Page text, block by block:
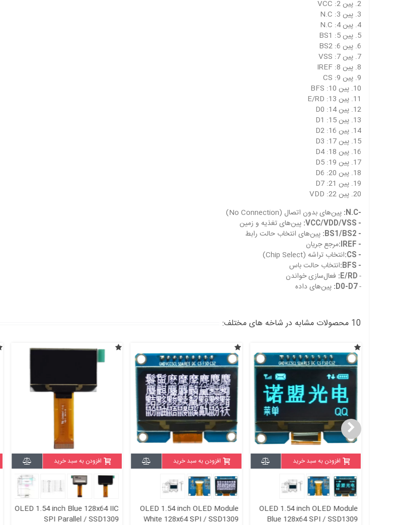
2. پین 2: VCC
3. پین 3: N.C
4. پین 4: N.C
5. پین 5: BS1
6. پین 6: BS2
7. پین 7: VSS
8. پین 8: IREF
9. پین 9: CS
10. پین 10: BFS
11. پین 13: E/RD
12. پین 14: D0
13. پین 15: D1
14. پین 16: D2
15. پین 17: D3
16. پین 18: D4
17. پین 19: D5
18. پین 20: D6
19. پین 21: D7
20. پین 22: VDD
-N.C:
پین‌های بدون اتصال (No Connection)
- VCC/VDD/VSS:
پین‌های تغذیه و زمین
- BS1/BS2:
پین‌های انتخاب حالت رابط
- IREF:
مرجع جریان
- CS:
انتخاب تراشه (Chip Select)
- BFS:
انتخاب حالت باس
-
فعال‌سازی خواندن
-
پین‌های داده
10 محصولات مشابه در شاخه های مختلف:
افزودن به سبد خرید
OLED 1.54 inch OLED Module
Blue 128x64 SPI / SSD1309
افزودن به سبد خرید
OLED 1.54 inch OLED Module
White 128x64 SPI / SSD1309
افزودن به سبد خرید
OLED 1.54 inch Blue 128x64 IIC
SPI Parallel / SSD1309